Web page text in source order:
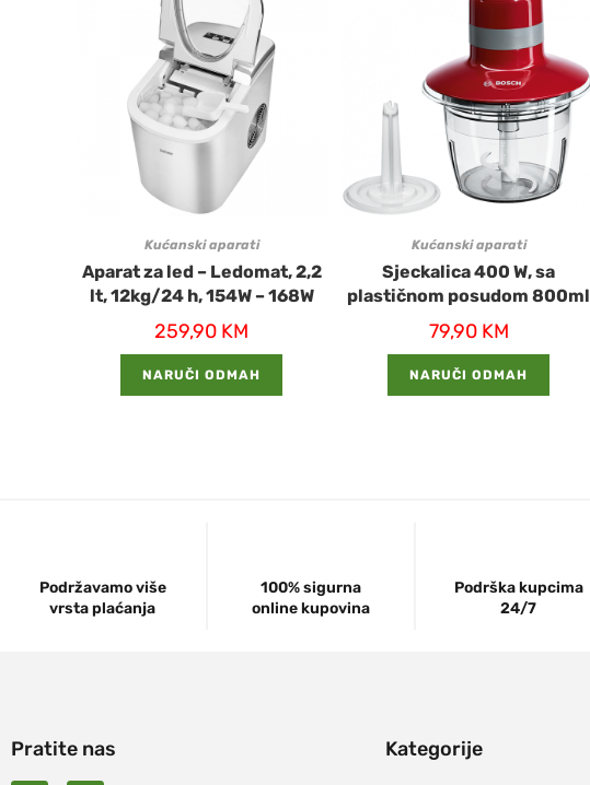
Kućanski aparati
Aparat za led – Ledomat, 2,2
lt, 12kg/24 h, 154W – 168W
259,90 KM
NARUČI ODMAH
Kućanski aparati
Sjeckalica 400 W, sa
plastičnom posudom 800ml
79,90 KM
NARUČI ODMAH
Podržavamo više
vrsta plaćanja
100% sigurna
online kupovina
Podrška kupcima
24/7
Pratite nas Kategorije